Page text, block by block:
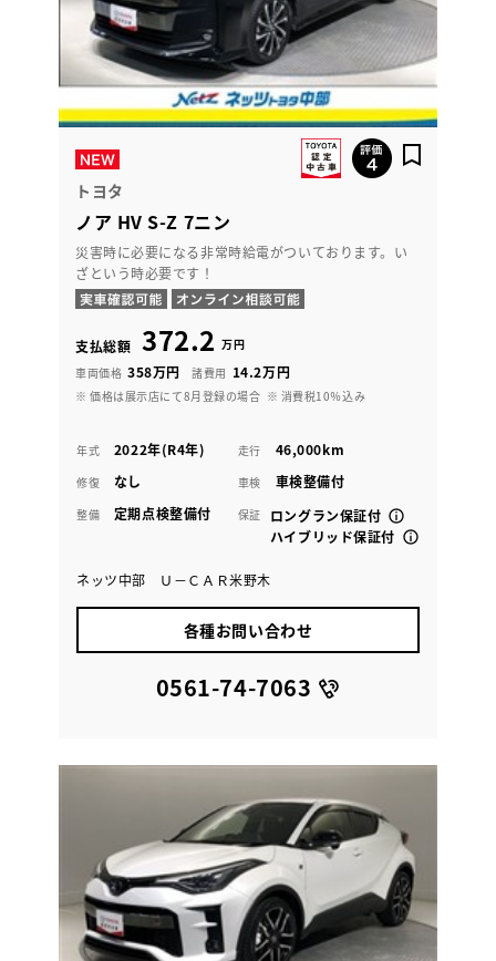
トヨタ
ノア HV S-Z 7ニン
災害時に必要になる非常時給電がついております。い
ざという時必要です！
支払総額 372.2 万円
車両価格 358万円 諸費用 14.2万円
※ 価格は展示店にて8月登録の場合 ※ 消費税10％込み
年式 2022年(R4年) 走行 46,000km
修復 なし 車検 車検整備付
整備 定期点検整備付 保証
ロングラン保証付
ハイブリッド保証付
ネッツ中部 Ｕ－ＣＡＲ米野木
各種お問い合わせ
0561-74-7063